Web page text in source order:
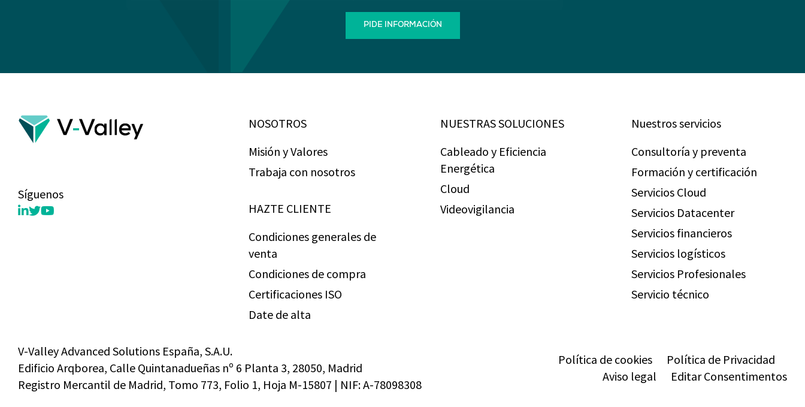
PIDE INFORMACIÓN
Síguenos
NOSOTROS
Misión y Valores
Trabaja con nosotros
HAZTE CLIENTE
Condiciones generales de
venta
Condiciones de compra
Certificaciones ISO
Date de alta
NUESTRAS SOLUCIONES
Cableado y Eficiencia
Energética
Cloud
Videovigilancia
Nuestros servicios
Consultoría y preventa
Formación y certificación
Servicios Cloud
Servicios Datacenter
Servicios financieros
Servicios logísticos
Servicios Profesionales
Servicio técnico
V-Valley Advanced Solutions España, S.A.U.
Edificio Arqborea, Calle Quintanadueñas nº 6 Planta 3, 28050, Madrid
Registro Mercantil de Madrid, Tomo 773, Folio 1, Hoja M-15807 | NIF: A-78098308
Política de cookies
Política de Privacidad
Aviso legal
Editar Consentimentos